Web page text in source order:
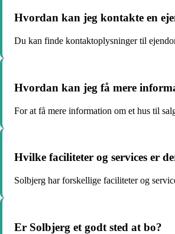
Hvordan kan jeg kontakte en
Du kan finde kontaktoplysninger til
Hvordan kan jeg få mere
For at få mere information om et hus til
Hvilke faciliteter og services er
Solbjerg har forskellige faciliteter og
Er Solbjerg et godt sted at bo?